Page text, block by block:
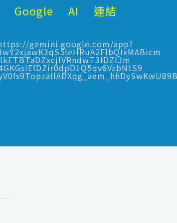
Google AI 連結
gemini.google.com/app?
lkETBTaDZxcjlVRndwT3lDZlJm